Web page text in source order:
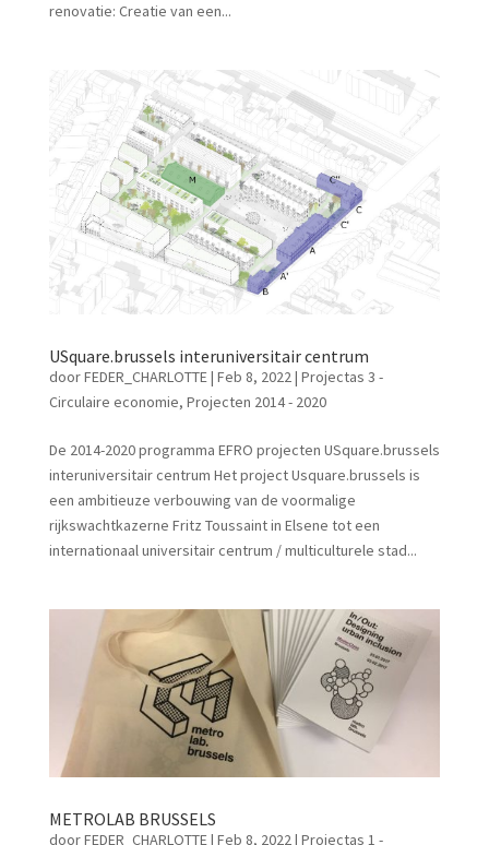
renovatie: Creatie van een...
USquare.brussels interuniversitair centrum
doorFEDER_CHARLOTTE| Feb 8, 2022| Projectas 3 -
Circulaire economie, Projecten 2014 - 2020
De 2014-2020 programma EFRO projecten USquare.brussels
interuniversitair centrum Het project Usquare.brussels is
een ambitieuze verbouwing van de voormalige
rijkswachtkazerne Fritz Toussaint in Elsene tot een
internationaal universitair centrum / multiculturele stad...
METROLAB BRUSSELS
doorFEDER_CHARLOTTE| Feb 8, 2022| Projectas 1 -